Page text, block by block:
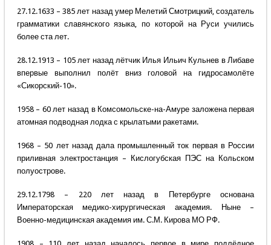
27.12.1633 – 385 лет назад умер Мелетий Смотрицкий, создатель
грамматики славянского языка, по которой на Руси учились
более ста лет.
28.12.1913 – 105 лет назад лётчик Илья Ильич Кульнев в Либаве
впервые выполнил полёт вниз головой на гидросамолёте
«Сикорский-10».
1958 – 60 лет назад в Комсомольске-на-Амуре заложена первая
атомная подводная лодка с крылатыми ракетами.
1968 – 50 лет назад дала промышленный ток первая в России
приливная электростанция – Кислогубская ПЭС на Кольском
полуострове.
29.12.1798 – 220 лет назад в Петербурге основана
Императорская медико-хирургическая академия. Ныне –
Военно-медицинская академия им. С.М. Кирова МО РФ.